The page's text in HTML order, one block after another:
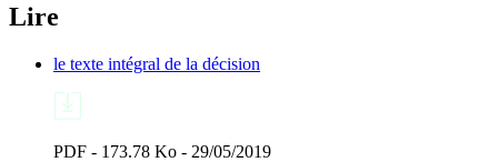
Lire
le texte intégral de la décision
PDF - 173.78 Ko - 29/05/2019